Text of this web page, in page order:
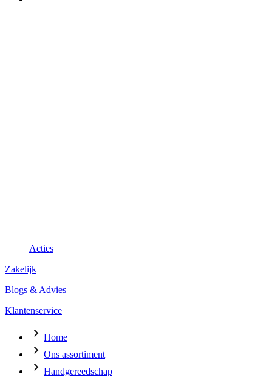
Acties
Zakelijk
Blogs & Advies
Klantenservice
Home
Ons assortiment
Handgereedschap